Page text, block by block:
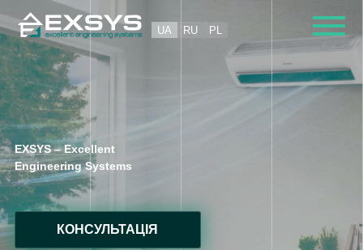
to
content
UA RU PL
EXSYS – Excellent
Engineering Systems
КОНСУЛЬТАЦІЯ